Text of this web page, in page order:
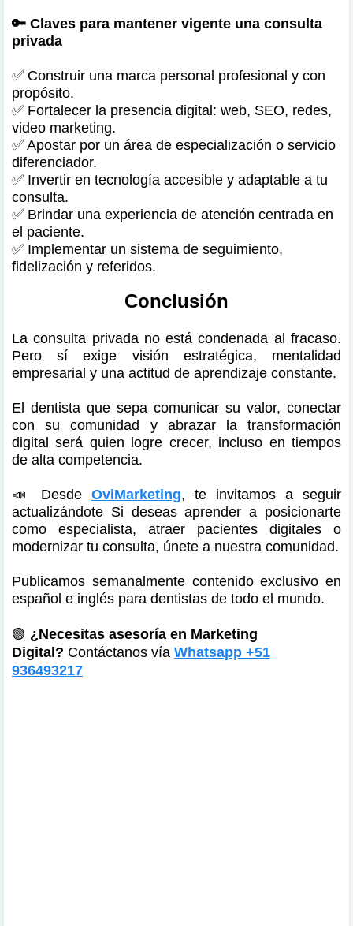
🔑 Claves para mantener vigente una consulta
privada
✅ Construir una marca personal profesional y con
propósito.
✅ Fortalecer la presencia digital: web, SEO, redes,
video marketing.
✅ Apostar por un área de especialización o servicio
diferenciador.
✅ Invertir en tecnología accesible y adaptable a tu
consulta.
✅ Brindar una experiencia de atención centrada en
el paciente.
✅ Implementar un sistema de seguimiento,
fidelización y referidos.
Conclusión
La consulta privada no está condenada al fracaso.
Pero sí exige visión estratégica, mentalidad
empresarial y una actitud de aprendizaje constante.
El dentista que sepa comunicar su valor, conectar
con su comunidad y abrazar la transformación
digital será quien logre crecer, incluso en tiempos
de alta competencia.
📣 Desde OviMarketing, te invitamos a seguir
actualizándote Si deseas aprender a posicionarte
como especialista, atraer pacientes digitales o
modernizar tu consulta, únete a nuestra comunidad.
Publicamos semanalmente contenido exclusivo en
español e inglés para dentistas de todo el mundo.
🟢 ¿Necesitas asesoría en Marketing
Digital? Contáctanos vía Whatsapp +51
936493217